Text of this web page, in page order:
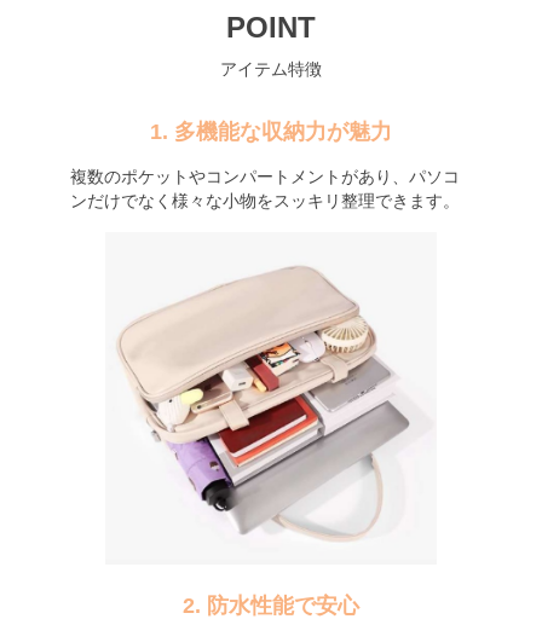
POINT
アイテム特徴
1. 多機能な収納力が魅力
複数のポケットやコンパートメントがあり、パソコ
ンだけでなく様々な小物をスッキリ整理できます。
2. 防水性能で安心